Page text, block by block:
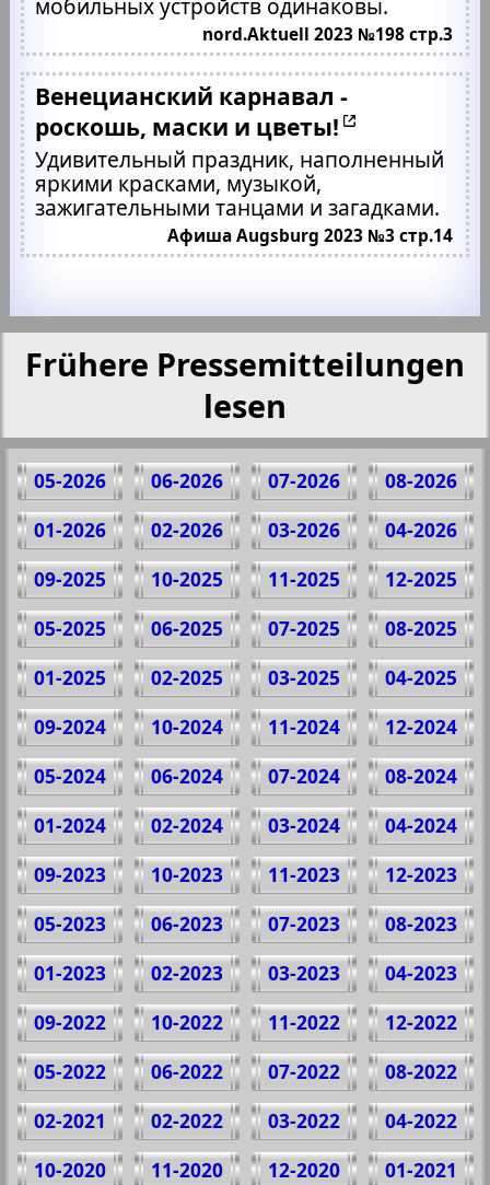
мобильных устройств одинаковы.
nord.Aktuell 2023 №198 стр.3
Венецианский карнавал -
роскошь, маски и цветы!
Удивительный праздник, наполненный
яркими красками, музыкой,
зажигательными танцами и загадками.
Афиша Augsburg 2023 №3 стр.14
Frühere Pressemitteilungen
lesen
08-2026
07-2026
06-2026
05-2026
04-2026
03-2026
02-2026
01-2026
12-2025
11-2025
10-2025
09-2025
08-2025
07-2025
06-2025
05-2025
04-2025
03-2025
02-2025
01-2025
12-2024
11-2024
10-2024
09-2024
08-2024
07-2024
06-2024
05-2024
04-2024
03-2024
02-2024
01-2024
12-2023
11-2023
10-2023
09-2023
08-2023
07-2023
06-2023
05-2023
04-2023
03-2023
02-2023
01-2023
12-2022
11-2022
10-2022
09-2022
08-2022
07-2022
06-2022
05-2022
04-2022
03-2022
02-2022
02-2021
01-2021
12-2020
11-2020
10-2020